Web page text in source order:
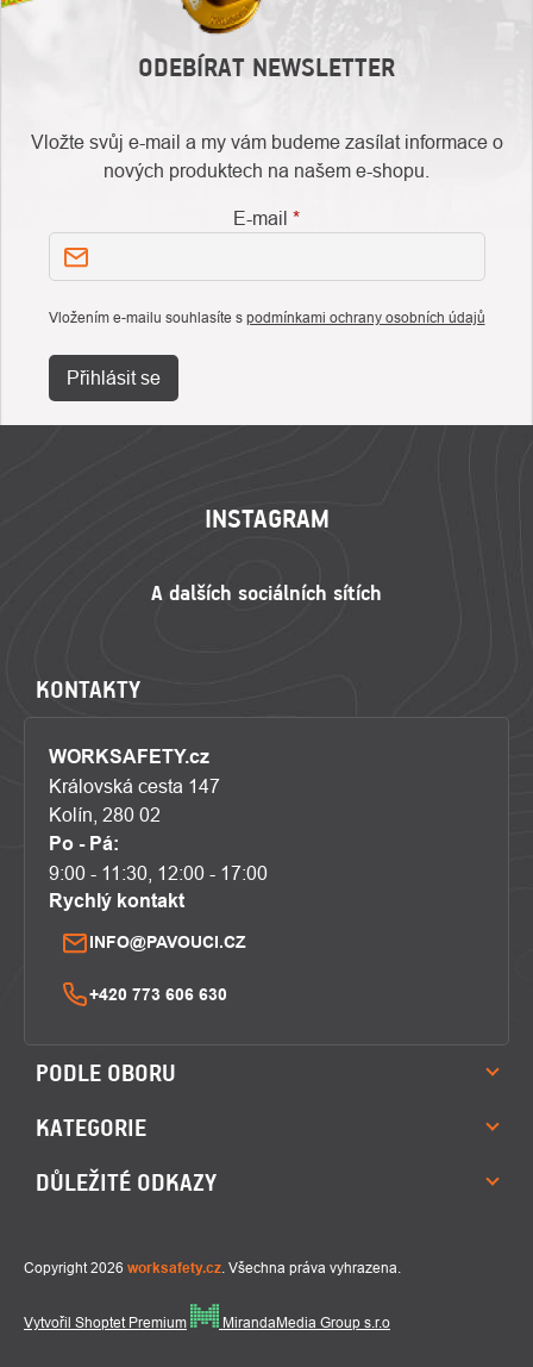
ODEBÍRAT NEWSLETTER
Vložte svůj e-mail a my vám budeme zasílat informace o
nových produktech na našem e-shopu.
E-mail
Vložením e-mailu souhlasíte s podmínkami ochrany osobních údajů
Přihlásit se
INSTAGRAM
KONTAKTY
WORKSAFETY.cz
Královská cesta 147
Kolín, 280 02
Po - Pá:
9:00 - 11:30, 12:00 - 17:00
Rychlý kontakt
INFO@PAVOUCI.CZ
+420 773 606 630
PODLE OBORU
KATEGORIE
DŮLEŽITÉ ODKAZY
Vytvořil Shoptet Premium MirandaMedia Group s.r.o
Copyright 2026 worksafety.cz. Všechna práva vyhrazena.